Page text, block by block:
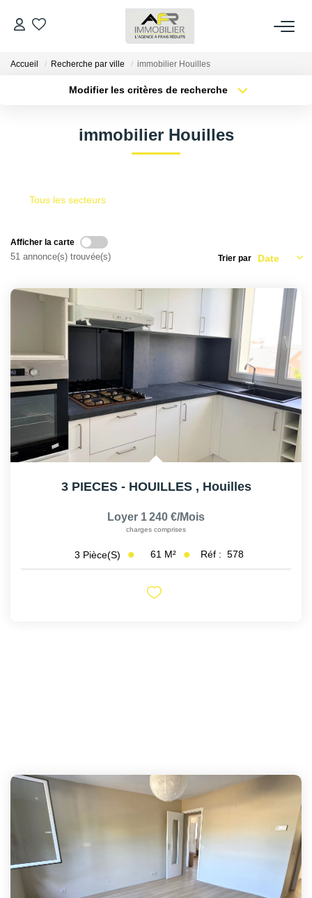
ACHETER
ESTIMER
AFR IMMOBILIER Bezons
AFR IMMOBILIER Carrières-Sur-Seine
AFR IMMOBILIER Chatou - Location | Gestion | Syndic
AFR IMMOBILIER Chatou - Transaction
AFR IMMOBILIER Houilles
AFR IMMOBILIER Sartrouville
CONTACT
Accueil Recherche par ville immobilier Houilles
Modifier les critères de recherche
immobilier Houilles
Tous les secteurs
Afficher la carte
51 annonce(s) trouvée(s) Trier par
3 PIECES - HOUILLES , Houilles
Loyer 1 240 €/mois
charges comprises
3 Pièce(s) 61 M² Réf : 578